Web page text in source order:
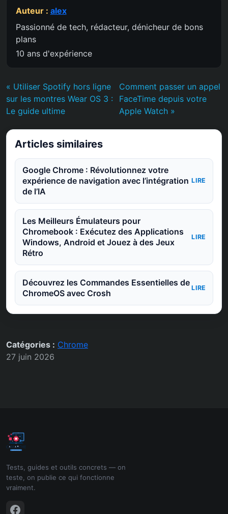
Auteur : alex
Passionné de tech, rédacteur, dénicheur de bons
plans
10 ans d'expérience
« Utiliser Spotify hors ligne
sur les montres Wear OS 3 :
Le guide ultime
Comment passer un appel
FaceTime depuis votre
Apple Watch »
Articles similaires
Google Chrome : Révolutionnez votre
expérience de navigation avec l’intégration
de l’IA
LIRE
Les Meilleurs Émulateurs pour
Chromebook : Exécutez des Applications
Windows, Android et Jouez à des Jeux
Rétro
LIRE
Découvrez les Commandes Essentielles de
ChromeOS avec Crosh
LIRE
Catégories : Chrome
27 juin 2026
Tests, guides et outils concrets — on
teste, on publie ce qui fonctionne
vraiment.